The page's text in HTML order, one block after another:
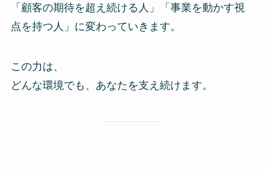
「顧客の期待を超え続ける人」「事業を動かす視
点を持つ人」に変わっていきます。
この力は、
どんな環境でも、あなたを支え続けます。